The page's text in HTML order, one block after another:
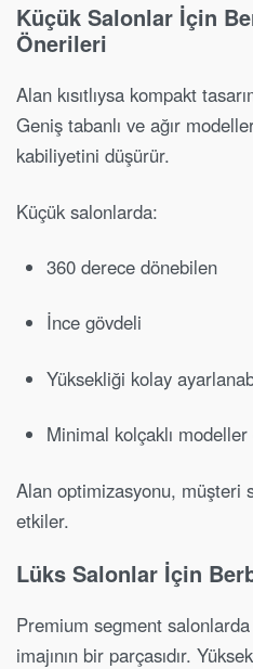
Küçük Salonlar İçin
Önerileri
Alan kısıtlıysa kompakt
Geniş tabanlı ve ağır
kabiliyetini düşürür.
Küçük salonlarda:
360 derece dönebilen
İnce gövdeli
Yüksekliği kolay
Minimal kolçaklı
Alan optimizasyonu, müşteri
etkiler.
Lüks Salonlar İçin
Premium segment
imajının bir parçasıdır.